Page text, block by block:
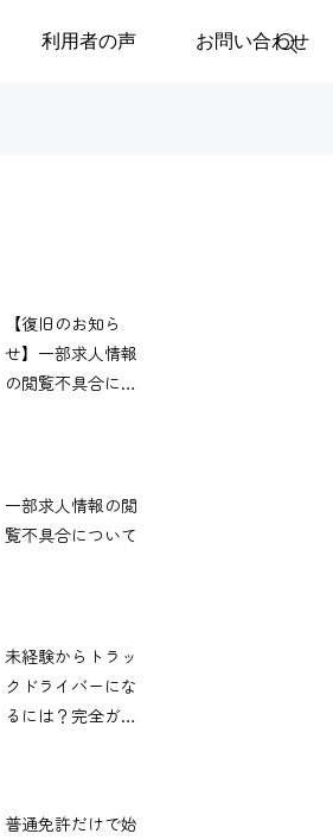
利用者の声 お問い合わせ
【復旧のお知ら
せ】一部求人情報
の閲覧不具合につ
一部求人情報の閲
覧不具合について
未経験からトラッ
クドライバーにな
るには？完全ガイ
普通免許だけで始